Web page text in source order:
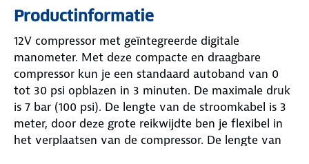
Productinformatie
12V compressor met geïntegreerde digitale
manometer. Met deze compacte en draagbare
compressor kun je een standaard autoband van 0
tot 30 psi opblazen in 3 minuten. De maximale druk
is 7 bar (100 psi). De lengte van de stroomkabel is 3
meter, door deze grote reikwijdte ben je flexibel in
het verplaatsen van de compressor. De lengte van